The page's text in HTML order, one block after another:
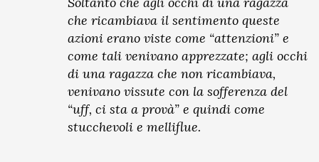
che ricambiava il sentimento queste
azioni erano viste come “attenzioni” e
come tali venivano apprezzate; agli occhi
di una ragazza che non ricambiava,
venivano vissute con la sofferenza del
“uff, ci sta a provà” e quindi come
stucchevoli e melliflue.